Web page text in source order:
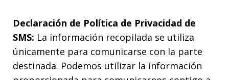
Declaración de Política de Privacidad de
SMS: La información recopilada se utiliza
únicamente para comunicarse con la parte
destinada. Podemos utilizar la información